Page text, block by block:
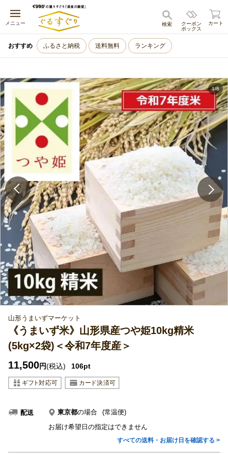
メニュー
キャンセル
クーポン
ボックス
検索 カート
おすすめ ふるさと納税 送料無料 ランキング
1/6
山形うまいずマーケット
《うまいず米》山形県産つや姫10kg精米
(5kg×2袋)＜令和7年度産＞
11,500円(税込) 106pt
配送 東京都の場合
(常温便)
お届け希望日の指定はできません
すべての送料・お届け日を確認する >